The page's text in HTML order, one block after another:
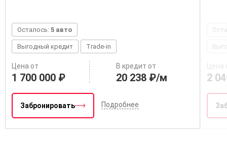
Осталось: 5 авто
Выгодный кредит Trade-in
Цена от
1 700 000 ₽
В кредит от
20 238 ₽/м
Забронировать Подробнее
Цена
2